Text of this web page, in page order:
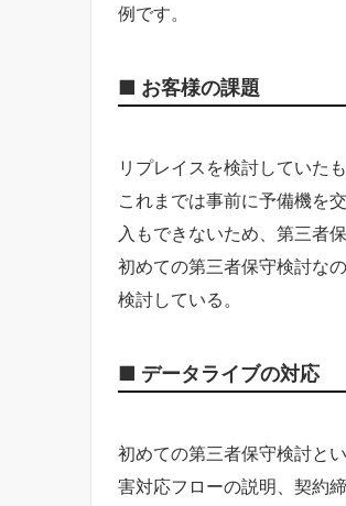
例です。
■ お客様の課題
リプレイスを検討していた
これまでは事前に予備機を
入もできないため、第三者
初めての第三者保守検討な
検討している。
■ データライブの対応
初めての第三者保守検討と
害対応フローの説明、契約